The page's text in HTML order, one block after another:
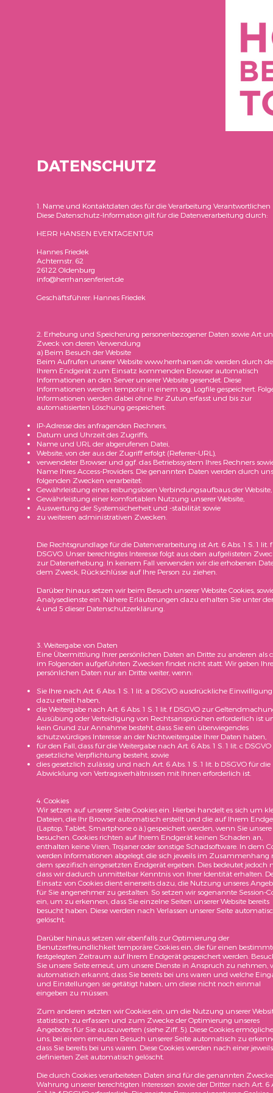
DATENSCHUTZ
1. Name und Kontaktdaten des für die Verarbeitung Verantwortlichen
Diese Datenschutz-Information gilt für die Datenverarbeitung durch:
HERR HANSEN EVENTAGENTUR
Hannes Friedek
Achternstr. 62
26122 Oldenburg
info@herrhansenferiert.de
Geschäftsführer: Hannes Friedek
2. Erhebung und Speicherung personenbezogener Daten sowie Art
Zweck von deren Verwendung
a) Beim Besuch der Website
Beim Aufrufen unserer Website www.herrhansen.de werden durch
Ihrem Endgerät zum Einsatz kommenden Browser automatisch
Informationen an den Server unserer Website gesendet. Diese
Informationen werden temporär in einem sog. Logfile gespeichert.
Informationen werden dabei ohne Ihr Zutun erfasst und bis zur
automatisierten Löschung gespeichert:
IP-Adresse des anfragenden Rechners,
Datum und Uhrzeit des Zugriffs,
Name und URL der abgerufenen Datei,
Website, von der aus der Zugriff erfolgt (Referrer-URL),
verwendeter Browser und ggf. das Betriebssystem Ihres Rechners
Name Ihres Access-Providers. Die genannten Daten werden durch
folgenden Zwecken verarbeitet:
Gewährleistung eines reibungslosen Verbindungsaufbaus der Website,
Gewährleistung einer komfortablen Nutzung unserer Website,
Auswertung der Systemsicherheit und -stabilität sowie
zu weiteren administrativen Zwecken.
Die Rechtsgrundlage für die Datenverarbeitung ist Art. 6 Abs. 1 S. 1 lit. f
DSGVO. Unser berechtigtes Interesse folgt aus oben aufgelisteten
zur Datenerhebung. In keinem Fall verwenden wir die erhobenen
dem Zweck, Rückschlüsse auf Ihre Person zu ziehen.
Darüber hinaus setzen wir beim Besuch unserer Website Cookies,
Analysedienste ein. Nähere Erläuterungen dazu erhalten Sie unter
4 und 5 dieser Datenschutzerklärung.
3. Weitergabe von Daten
Eine Übermittlung Ihrer persönlichen Daten an Dritte zu anderen als
im Folgenden aufgeführten Zwecken findet nicht statt. Wir geben Ihre
persönlichen Daten nur an Dritte weiter, wenn:
Sie Ihre nach Art. 6 Abs. 1 S. 1 lit. a DSGVO ausdrückliche Einwilligung
dazu erteilt haben,
die Weitergabe nach Art. 6 Abs. 1 S. 1 lit. f DSGVO zur
Ausübung oder Verteidigung von Rechtsansprüchen erforderlich ist
kein Grund zur Annahme besteht, dass Sie ein überwiegendes
schutzwürdiges Interesse an der Nichtweitergabe Ihrer Daten haben,
für den Fall, dass für die Weitergabe nach Art. 6 Abs. 1 S. 1 lit. c DSGVO
gesetzliche Verpflichtung besteht, sowie
dies gesetzlich zulässig und nach Art. 6 Abs. 1 S. 1 lit. b DSGVO für die
Abwicklung von Vertragsverhältnissen mit Ihnen erforderlich ist.
4. Cookies
Wir setzen auf unserer Seite Cookies ein. Hierbei handelt es sich um
Dateien, die Ihr Browser automatisch erstellt und die auf Ihrem
(Laptop, Tablet, Smartphone o.ä.) gespeichert werden, wenn Sie unsere
besuchen. Cookies richten auf Ihrem Endgerät keinen Schaden an,
enthalten keine Viren, Trojaner oder sonstige Schadsoftware. In dem
werden Informationen abgelegt, die sich jeweils im Zusammenhang
dem spezifisch eingesetzten Endgerät ergeben. Dies bedeutet jedoch
dass wir dadurch unmittelbar Kenntnis von Ihrer Identität erhalten.
Einsatz von Cookies dient einerseits dazu, die Nutzung unseres
für Sie angenehmer zu gestalten. So setzen wir sogenannte Session-
ein, um zu erkennen, dass Sie einzelne Seiten unserer Website bereits
besucht haben. Diese werden nach Verlassen unserer Seite
gelöscht.
Darüber hinaus setzen wir ebenfalls zur Optimierung der
Benutzerfreundlichkeit temporäre Cookies ein, die für einen
festgelegten Zeitraum auf Ihrem Endgerät gespeichert werden.
Sie unsere Seite erneut, um unsere Dienste in Anspruch zu nehmen,
automatisch erkannt, dass Sie bereits bei uns waren und welche
und Einstellungen sie getätigt haben, um diese nicht noch einmal
eingeben zu müssen.
Zum anderen setzten wir Cookies ein, um die Nutzung unserer
statistisch zu erfassen und zum Zwecke der Optimierung unseres
Angebotes für Sie auszuwerten (siehe Ziff. 5). Diese Cookies
uns, bei einem erneuten Besuch unserer Seite automatisch zu
dass Sie bereits bei uns waren. Diese Cookies werden nach einer jeweils
definierten Zeit automatisch gelöscht.
Die durch Cookies verarbeiteten Daten sind für die genannten
Wahrung unserer berechtigten Interessen sowie der Dritter nach Art. 6